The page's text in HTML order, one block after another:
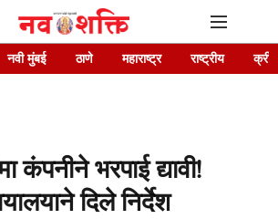
नवी मुंबई ठाणे महाराष्ट्र राष्ट्रीय
कंपनीने भरपाई द्यावी!
दिले निर्देश